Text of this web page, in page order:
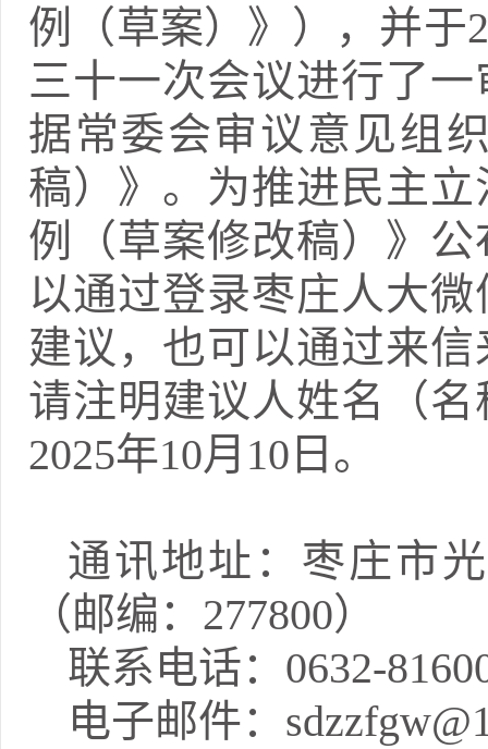
例（草案）》），并于
三十一次会议进行了
据常委会审议意见组
稿）》。为推进民主
例（草案修改稿）》
以通过登录枣庄人大
建议，也可以通过来
请注明建议人姓名（
2025年10月10日。
通讯地址：枣庄市
（邮编：277800）
联系电话：0632-
电子邮件：